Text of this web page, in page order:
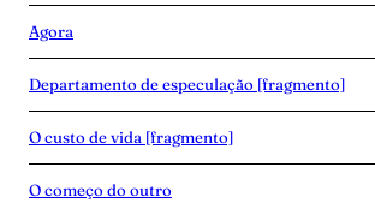
Agora
Departamento de especulação [fragmento]
O custo de vida [fragmento]
O começo do outro